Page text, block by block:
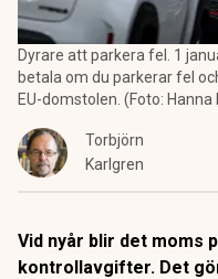
Dyrare att parkera fel. 1
betala om du parkerar fel
EU-domstolen. (Foto:
Torbjörn
Karlgren
Vid nyår blir det moms
kontrollavgifter. Det